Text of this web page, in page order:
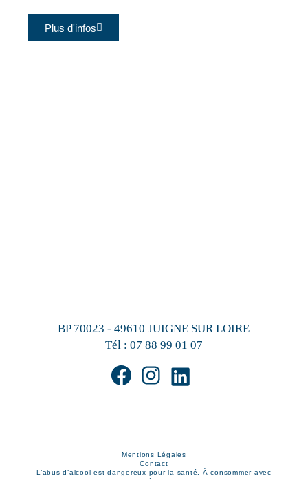
Plus d'infos
BP 70023 - 49610 JUIGNE SUR LOIRE
Tél : 07 88 99 01 07
Mentions Légales
Contact
L’abus d’alcool est dangereux pour la santé. À consommer avec